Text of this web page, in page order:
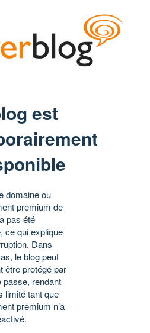
est
domaine ou
premium de
pas été
ce qui explique
Dans
le blog peut
être protégé par
passe, rendant
limité tant que
premium n’a